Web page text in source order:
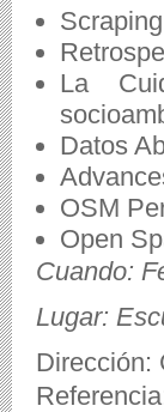
La
Datos
OSM
Open
Cuando:
Lugar:
Dirección: